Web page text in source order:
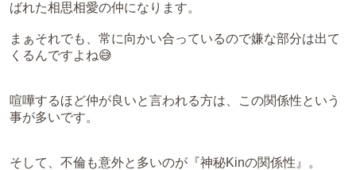
ばれた相思相愛の仲になります。
まぁそれでも、常に向かい合っているので嫌な部分は出て
くるんですよね😅
喧嘩するほど仲が良いと言われる方は、この関係性という
事が多いです。
そして、不倫も意外と多いのが『神秘Kinの関係性』。